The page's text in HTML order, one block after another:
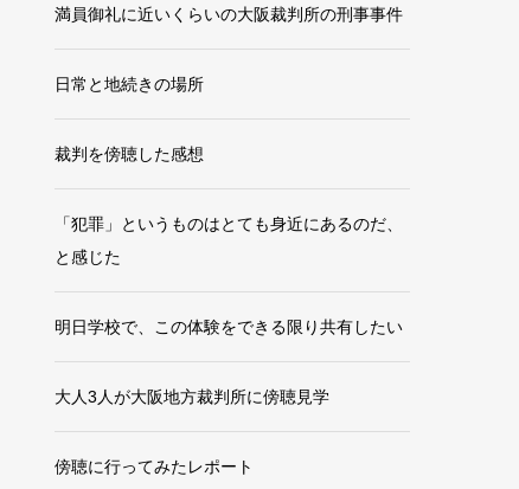
満員御礼に近いくらいの大阪裁判所の刑事事件
日常と地続きの場所
裁判を傍聴した感想
「犯罪」というものはとても身近にあるのだ、
と感じた
明日学校で、この体験をできる限り共有したい
大人3人が大阪地方裁判所に傍聴見学
傍聴に行ってみたレポート